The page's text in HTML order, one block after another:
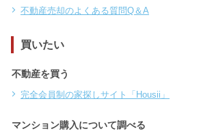
不動産売却のよくある質問Q＆A
買いたい
不動産を買う
完全会員制の家探しサイト「Housii」
マンション購入について調べる